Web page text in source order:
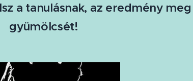
a tanulásnak, az eredmény
gyümölcsét!